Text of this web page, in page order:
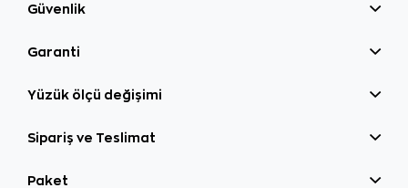
Güvenlik
Garanti
Yüzük ölçü değişimi
Sipariş ve Teslimat
Paket